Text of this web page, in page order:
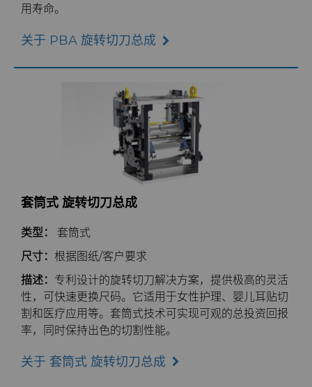
用寿命。
关于 PBA 旋转切刀总成
套筒式 旋转切刀总成
类型：
套筒式
尺寸： 根据图纸/客户要求
描述： 专利设计的旋转切刀解决方案，提供极高的灵活
性，可快速更换尺码。它适用于女性护理、婴儿耳贴切
割和医疗应用等。套筒式技术可实现可观的总投资回报
率，同时保持出色的切割性能。
关于 套筒式 旋转切刀总成